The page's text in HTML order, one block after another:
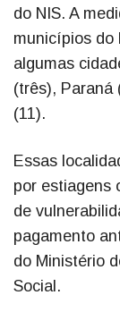
do NIS. A
municípios do
algumas
(três), Paraná
(11).
Essas
por estiagens
de
pagamento
do Ministério
Social.